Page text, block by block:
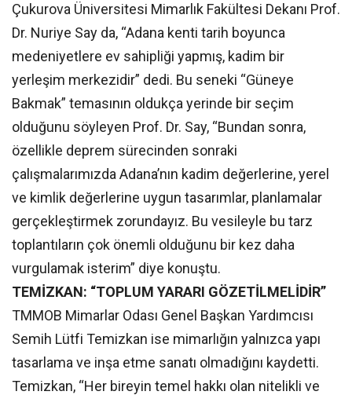
Çukurova Üniversitesi Mimarlık Fakültesi Dekanı Prof.
Dr. Nuriye Say da, “Adana kenti tarih boyunca
medeniyetlere ev sahipliği yapmış, kadim bir
yerleşim merkezidir” dedi. Bu seneki “Güneye
Bakmak” temasının oldukça yerinde bir seçim
olduğunu söyleyen Prof. Dr. Say, “Bundan sonra,
özellikle deprem sürecinden sonraki
çalışmalarımızda Adana’nın kadim değerlerine, yerel
ve kimlik değerlerine uygun tasarımlar, planlamalar
gerçekleştirmek zorundayız. Bu vesileyle bu tarz
toplantıların çok önemli olduğunu bir kez daha
vurgulamak isterim” diye konuştu.
TEMİZKAN: “TOPLUM YARARI GÖZETİLMELİDİR”
TMMOB Mimarlar Odası Genel Başkan Yardımcısı
Semih Lütfi Temizkan ise mimarlığın yalnızca yapı
tasarlama ve inşa etme sanatı olmadığını kaydetti.
Temizkan, “Her bireyin temel hakkı olan nitelikli ve